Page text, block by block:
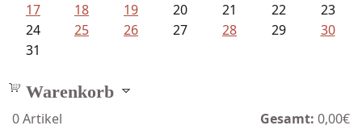
17
18 19 20 21 22
23
24
25 26 27 28 29
30
31
Warenkorb
0Artikel Gesamt: 0,00€